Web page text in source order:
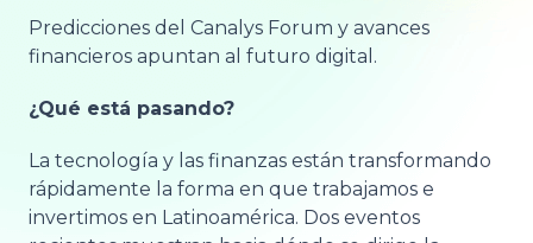
Predicciones del Canalys Forum y avances
financieros apuntan al futuro digital.
¿Qué está pasando?
La tecnología y las finanzas están transformando
rápidamente la forma en que trabajamos e
invertimos en Latinoamérica. Dos eventos